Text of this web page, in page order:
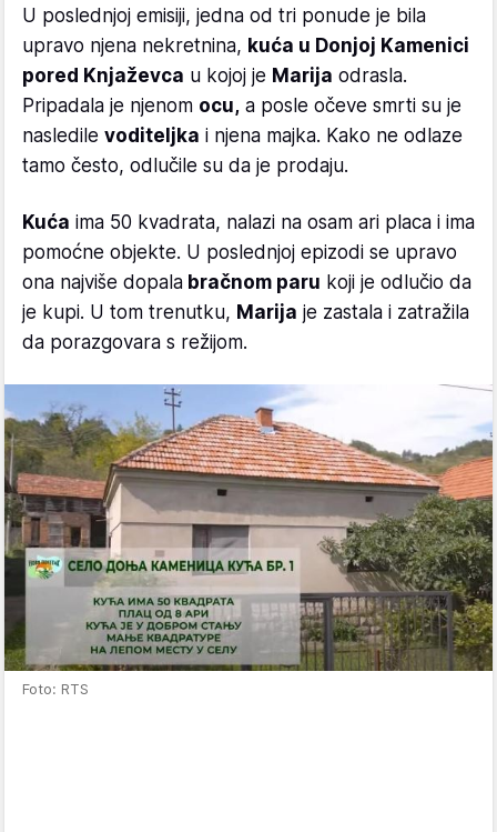
U poslednjoj emisiji, jedna od tri ponude je bila
upravo njena nekretnina, kuća u Donjoj Kamenici
pored Knjaževca u kojoj je Marija odrasla.
Pripadala je njenom ocu, a posle očeve smrti su je
nasledile voditeljka i njena majka. Kako ne odlaze
tamo često, odlučile su da je prodaju.
Kuća ima 50 kvadrata, nalazi na osam ari placa i ima
pomoćne objekte. U poslednjoj epizodi se upravo
ona najviše dopala bračnom paru koji je odlučio da
je kupi. U tom trenutku, Marija je zastala i zatražila
da porazgovara s režijom.
Foto: RTS